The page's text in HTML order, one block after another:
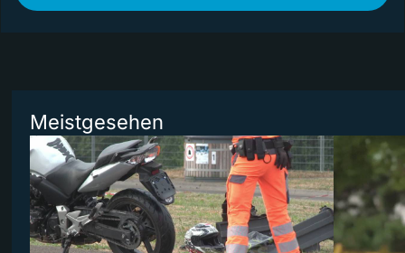
Meistgesehen